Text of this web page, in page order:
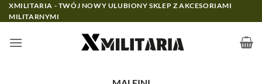
Przewiń
do
XMILITARIA - TWÓJ NOWY ULUBIONY SKLEP Z AKCESORIAMI
MILITARNYMI